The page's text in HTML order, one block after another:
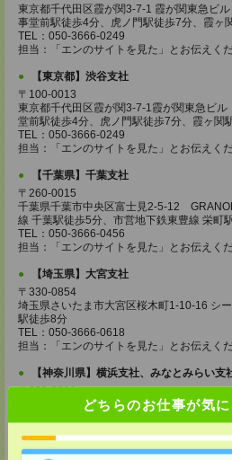
どちらのお仕事が気
東京都千代田区霞が関3-7-1 霞が関東急ビ
事堂前駅徒歩4分、虎ノ門駅徒歩7分、霞ヶ
TEL：050-3666-0249
担当：「エンのサイトを見た」とお伝えく
【東京都】渋谷支社
〒100-0013
東京都千代田区霞が関3-7-1霞が関東急ビ
堂前駅徒歩4分、虎ノ門駅徒歩7分、霞ヶ関
TEL：050-3666-0249
担当：「エンのサイトを見た」とお伝えく
【千葉県】千葉支社
〒260-0015
千葉県千葉市中央区富士見2-5-12
線 千葉駅徒歩5分、市営地下鉄東豊線 栄町
TEL：050-3666-0456
担当：「エンのサイトを見た」とお伝えく
【埼玉県】大宮支社
〒330-0854
埼玉県さいたま市大宮区桜木町1-10-16 シ
駅徒歩8分
TEL：050-3666-0618
担当：「エンのサイトを見た」とお伝えく
【神奈川県】横浜支社、みなとみらい支
〒220-0011
神奈川県横浜市西区高島2-19-12スカイビ